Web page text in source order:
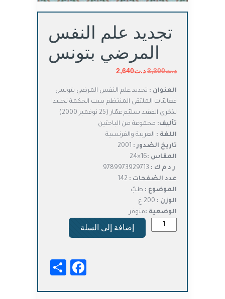
تجديد علم النفس
المرضي بتونس
د.ت3,300 السعر
هو:
د.ت3,300.
د.ت2,640السعر
هو:
د.ت2,640.
العنوان : تجديد علم النفس المرضي بتونس
فعاليّات الملتقى المنتظم ببيت الحكمة تخليدا
لذكرى الفقيد سليّم عمّار (25 نوفمبر 2000)
تأليف: مجموعة من الباحثين
اللغة : العربية والفرنسية
تاريخ الصّدور :
المقاس :16×24
ر د م ك :
عدد الصّفحات :
الموضوع : طبّ
الوزن :
الوضعية :متوفر
إضافة إلى السلة
Facebook